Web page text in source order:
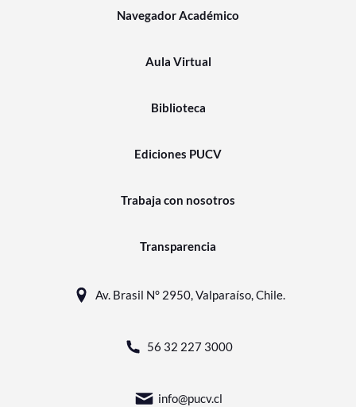
Navegador Académico
Aula Virtual
Biblioteca
Ediciones PUCV
Trabaja con nosotros
Transparencia
Av. Brasil N° 2950, Valparaíso, Chile.
56 32 227 3000
info@pucv.cl